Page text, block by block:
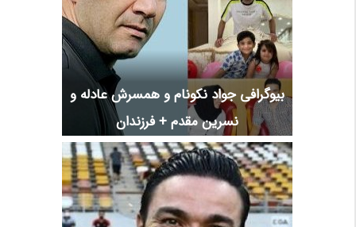
بیوگرافی جواد نکونام و همسرش عادله و
نسرین مقدم + فرزندان